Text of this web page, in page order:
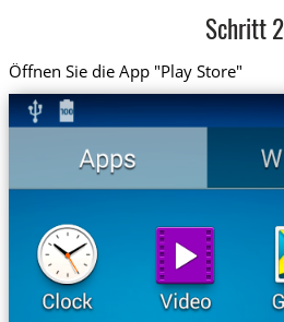
Schritt 2
Öffnen Sie die App "Play Store"